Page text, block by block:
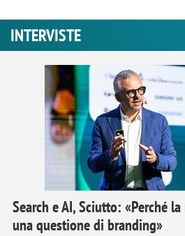
INTERVISTE
Search e AI, Sciutto: «Perché
una questione di branding»